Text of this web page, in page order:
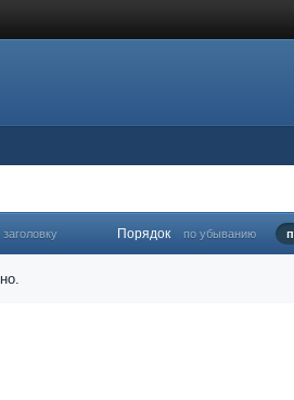
заголовку Порядок по убыванию